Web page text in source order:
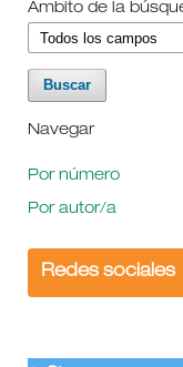
Ámbito de la
Navegar
Por número
Por autor/a
Redes sociales